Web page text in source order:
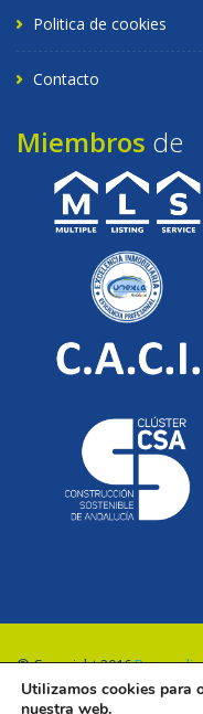
Politica de cookies
Contacto
Miembros de
© Copyright 2016
reservados.
Utilizamos cookies para
nuestra web.